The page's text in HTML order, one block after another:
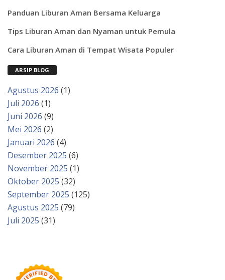
Panduan Liburan Aman Bersama Keluarga
Tips Liburan Aman dan Nyaman untuk Pemula
Cara Liburan Aman di Tempat Wisata Populer
ARSIP BLOG
Agustus 2026 (1)
Juli 2026 (1)
Juni 2026 (9)
Mei 2026 (2)
Januari 2026 (4)
Desember 2025 (6)
November 2025 (1)
Oktober 2025 (32)
September 2025 (125)
Agustus 2025 (79)
Juli 2025 (31)